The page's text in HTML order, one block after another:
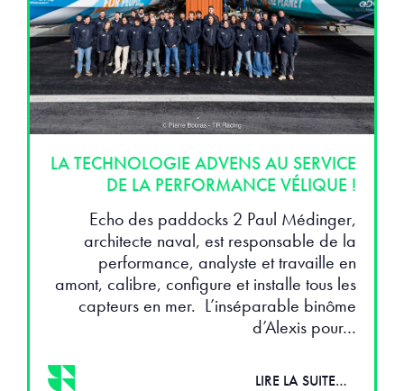
LA TECHNOLOGIE ADVENS AU SERVICE
DE LA PERFORMANCE VÉLIQUE !
Echo des paddocks 2 Paul Médinger,
architecte naval, est responsable de la
performance, analyste et travaille en
amont, calibre, configure et installe tous les
capteurs en mer. L’inséparable binôme
d’Alexis pour…
LIRE LA SUITE…